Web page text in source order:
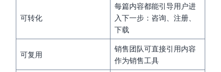
可转化
每篇内容都能引导用户进
入下一步：咨询、注册、
下载
可复用
销售团队可直接引用内容
作为销售工具